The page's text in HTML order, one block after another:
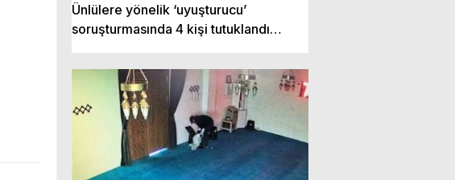
Ünlülere yönelik ‘uyuşturucu’
soruşturmasında 4 kişi tutuklandı…